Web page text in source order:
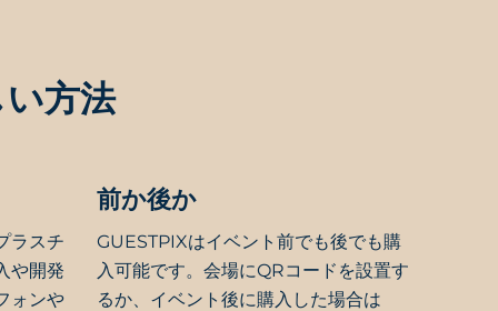
方法
ラスチ
や開発
ォンや
前か後か
GUESTPIXはイベント前でも後でも購
入可能です。会場にQRコードを設置す
るか、イベント後に購入した場合は